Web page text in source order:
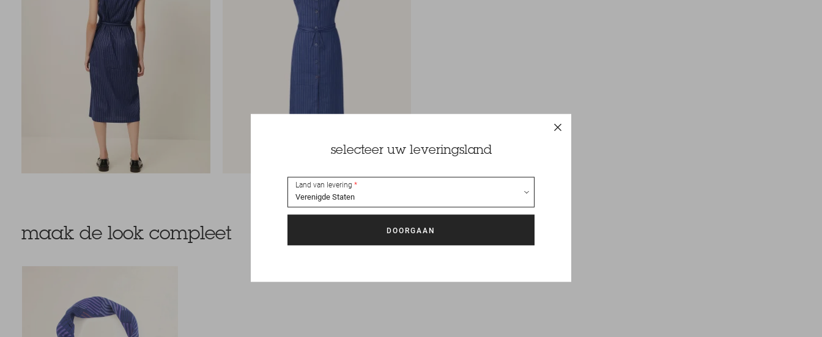
maak de look compleet
selecteer uw leveringsland
Land van levering